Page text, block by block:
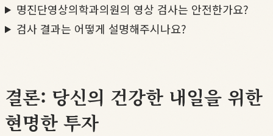
명진단영상의학과의원의 영상 검사는 안전한가요?
검사 결과는 어떻게 설명해주시나요?
결론: 당신의 건강한 내일을 위한
현명한 투자